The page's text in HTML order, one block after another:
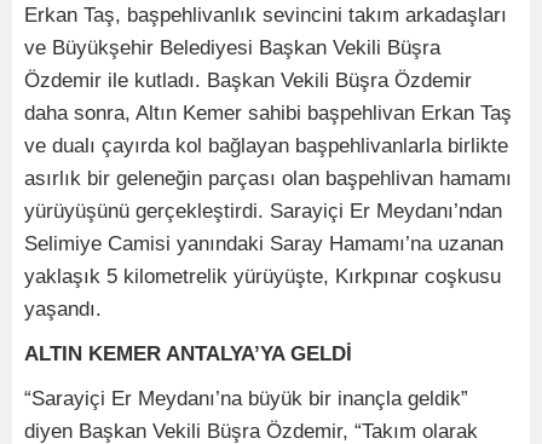
Erkan Taş, başpehlivanlık sevincini takım arkadaşları
ve Büyükşehir Belediyesi Başkan Vekili Büşra
Özdemir ile kutladı. Başkan Vekili Büşra Özdemir
daha sonra, Altın Kemer sahibi başpehlivan Erkan Taş
ve dualı çayırda kol bağlayan başpehlivanlarla birlikte
asırlık bir geleneğin parçası olan başpehlivan hamamı
yürüyüşünü gerçekleştirdi. Sarayiçi Er Meydanı’ndan
Selimiye Camisi yanındaki Saray Hamamı’na uzanan
yaklaşık 5 kilometrelik yürüyüşte, Kırkpınar coşkusu
yaşandı.
ALTIN KEMER ANTALYA’YA GELDİ
“Sarayiçi Er Meydanı’na büyük bir inançla geldik”
diyen Başkan Vekili Büşra Özdemir, “Takım olarak